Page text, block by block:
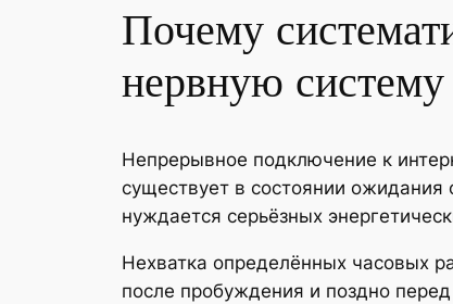
Почему
нервную систему
Непрерывное подключение к
существует в состоянии
нуждается серьёзных
Нехватка определённых часовых
после пробуждения и поздно